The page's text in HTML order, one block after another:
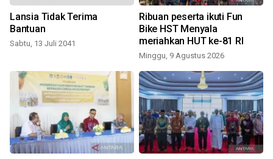
Lansia Tidak Terima
Bantuan
Sabtu, 13 Juli 2041
Ribuan peserta ikuti Fun
Bike HST Menyala
meriahkan HUT ke-81 RI
Minggu, 9 Agustus 2026